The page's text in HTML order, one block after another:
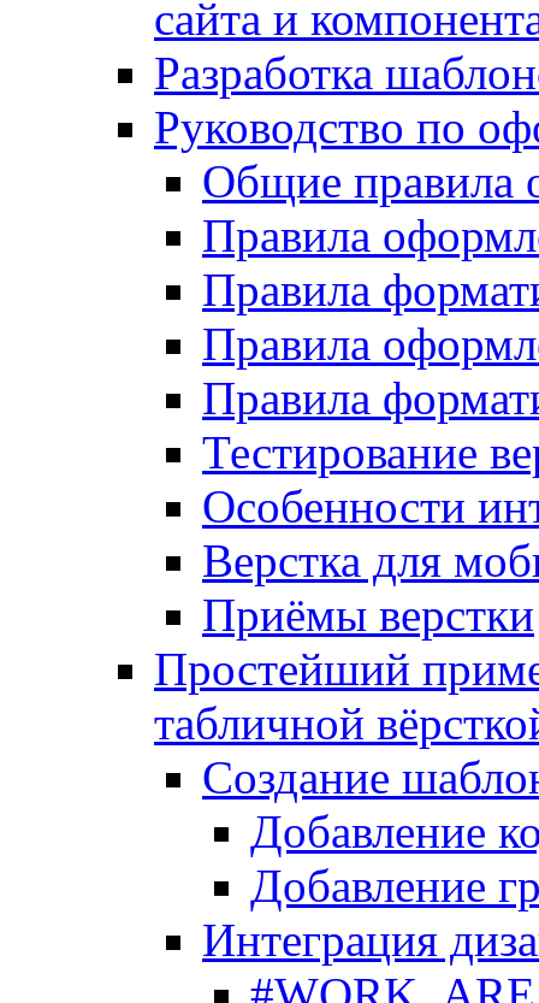
сайта и
Разработка
Руководство по
Общие правила
Правила
Правила
Правила
Правила
Тестирование
Особенности
Верстка для
Приёмы верстки
Простейший
табличной
Создание
Добавление
Добавление
Интеграция